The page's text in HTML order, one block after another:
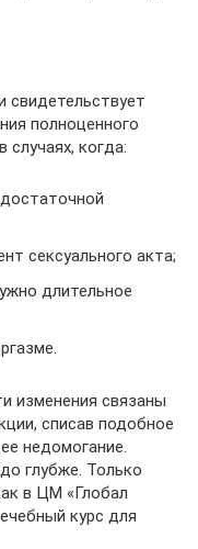
свидетельствует
полноценного
когда:
сексуального акта;
длительное
изменения связаны
списав подобное
недомогание.
глубже. Только
в ЦМ «Глобал
курс для